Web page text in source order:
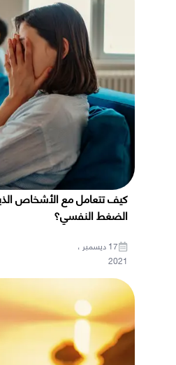
كيف تتعامل مع الأشخاص
الضغط النفسي؟
17 ديسمبر ،
2021